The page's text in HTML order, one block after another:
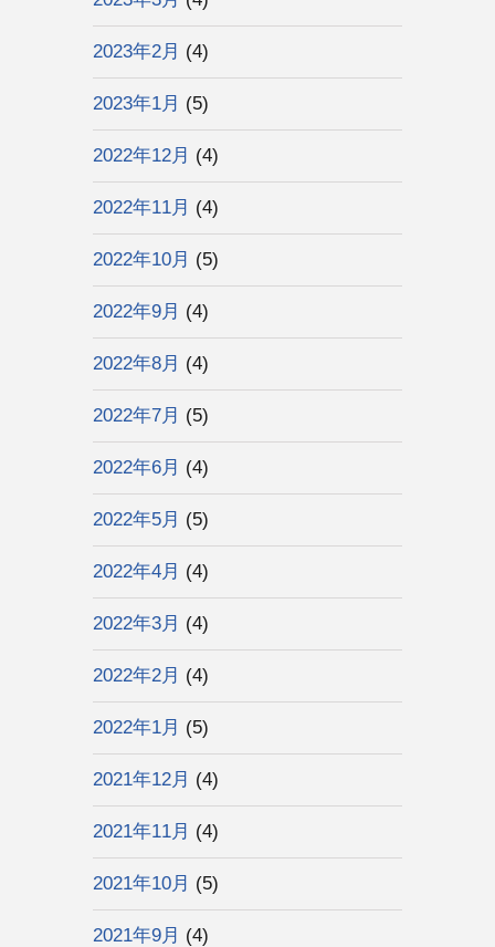
2023年2月 (4)
2023年1月 (5)
2022年12月 (4)
2022年11月 (4)
2022年10月 (5)
2022年9月 (4)
2022年8月 (4)
2022年7月 (5)
2022年6月 (4)
2022年5月 (5)
2022年4月 (4)
2022年3月 (4)
2022年2月 (4)
2022年1月 (5)
2021年12月 (4)
2021年11月 (4)
2021年10月 (5)
2021年9月 (4)